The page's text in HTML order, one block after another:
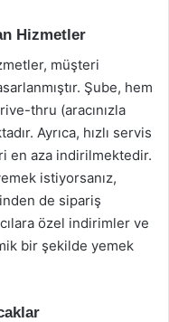
Hizmetler
müşteri
Şube, hem
thru (aracınızla
Ayrıca, hızlı servis
en aza indirilmektedir.
istiyorsanız,
de sipariş
özel indirimler ve
bir şekilde yemek